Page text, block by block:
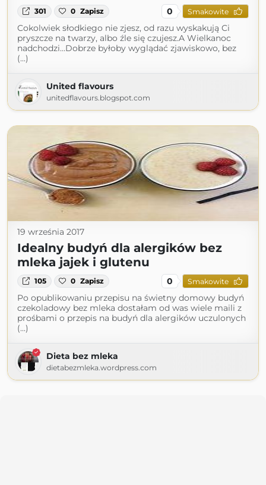
301 0 Zapisz 0 Smakowite
Cokolwiek słodkiego nie zjesz, od razu wyskakują Ci
pryszcze na twarzy, albo źle się czujesz.A Wielkanoc
nadchodzi...Dobrze byłoby wyglądać zjawiskowo, bez
(...)
United flavours
unitedflavours.blogspot.com
19 września 2017
Idealny budyń dla alergików bez
mleka jajek i glutenu
105 0 Zapisz 0 Smakowite
Po opublikowaniu przepisu na świetny domowy budyń
czekoladowy bez mleka dostałam od was wiele maili z
prośbami o przepis na budyń dla alergików uczulonych
(...)
Dieta bez mleka
dietabezmleka.wordpress.com